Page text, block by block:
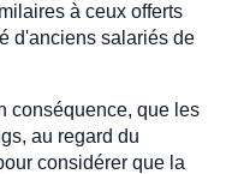
à ceux offerts
d'anciens salariés de
conséquence, que les
au regard du
considérer que la